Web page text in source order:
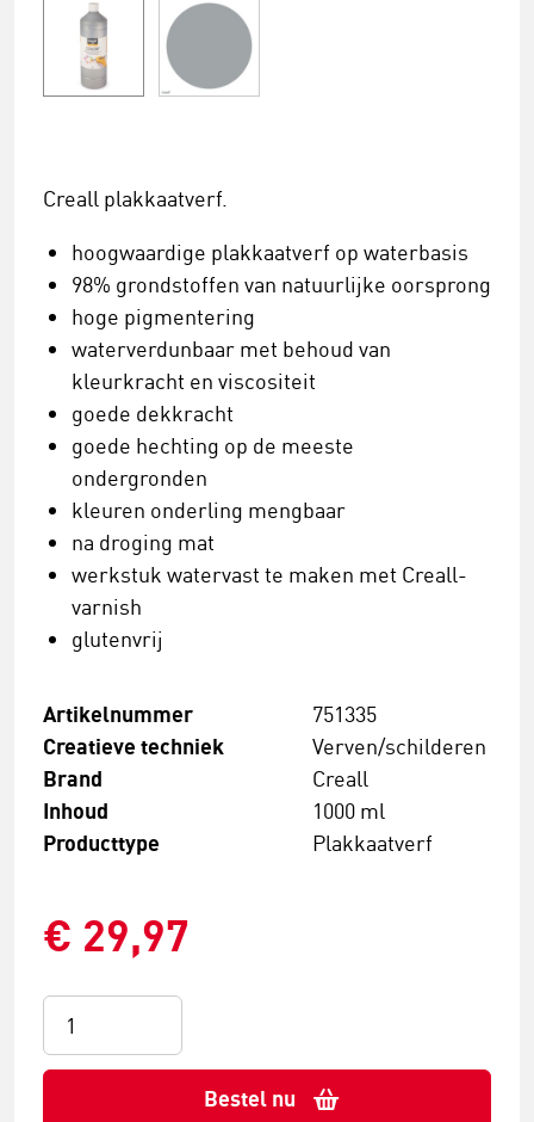
Creall plakkaatverf.
hoogwaardige plakkaatverf op waterbasis
98% grondstoffen van natuurlijke oorsprong
hoge pigmentering
waterverdunbaar met behoud van
kleurkracht en viscositeit
goede dekkracht
goede hechting op de meeste
ondergronden
kleuren onderling mengbaar
na droging mat
werkstuk watervast te maken met Creall-
varnish
glutenvrij
Artikelnummer 751335
Creatieve techniek Verven/schilderen
Brand Creall
Inhoud 1000 ml
Producttype Plakkaatverf
€ 29,97
Bestel nu